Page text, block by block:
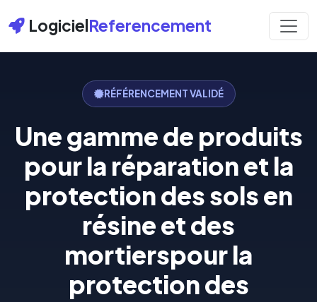
LogicielReferencement
RÉFÉRENCEMENT VALIDÉ
Une gamme de produits
pour la réparation et la
protection des sols en
résine et des
mortierspour la
protection des